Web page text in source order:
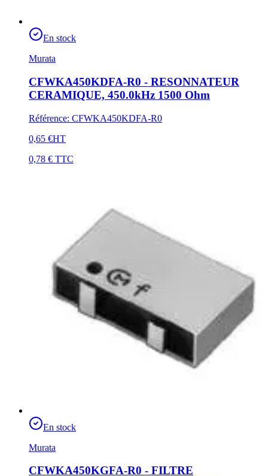
En stock
Murata
CFWKA450KDFA-R0 - RESONNATEUR
CERAMIQUE, 450.0kHz 1500 Ohm
Référence: CFWKA450KDFA-R0
0,65 €HT
0,78 € TTC
En stock
Murata
CFWKA450KGFA-R0 - FILTRE